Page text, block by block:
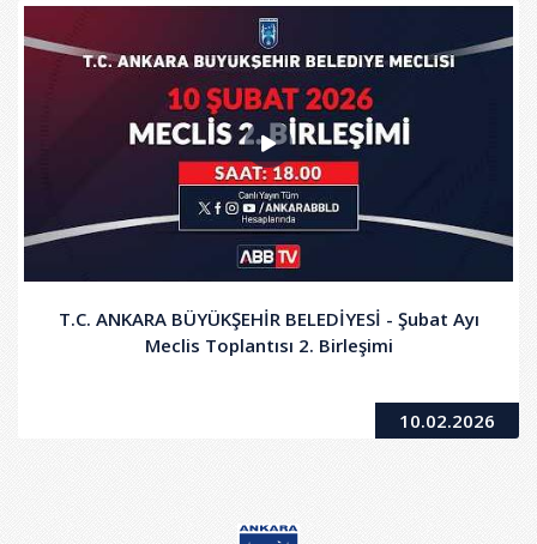
T.C. ANKARA BÜYÜKŞEHİR BELEDİYESİ - Şubat Ayı
Meclis Toplantısı 2. Birleşimi
10.02.2026